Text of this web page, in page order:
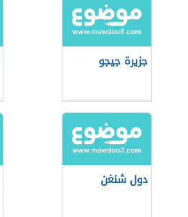
جزيرة جيجو
دول شنغن